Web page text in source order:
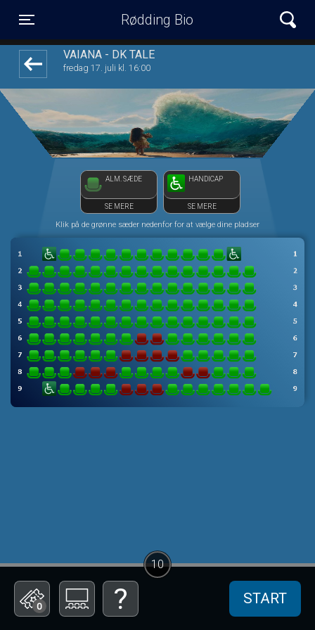
Rødding Bio
VAIANA - DK TALE
fredag 17. juli kl. 16:00
ALM. SÆDE
SE MERE
HANDICAP
SE MERE
Klik på de grønne sæder nedenfor for at vælge dine pladser
0 START
10
1step-front02 084359